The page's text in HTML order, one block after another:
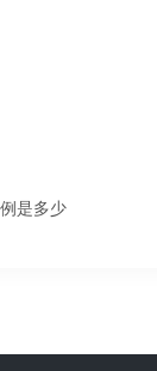
是多少